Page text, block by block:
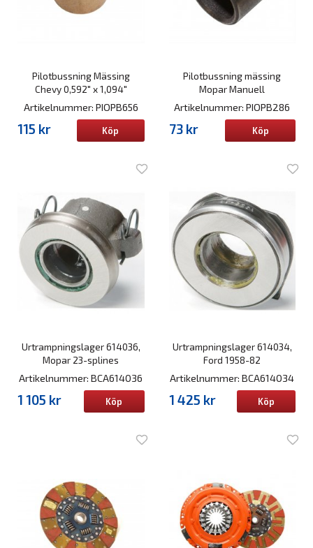
Pilotbussning Mässing
Chevy 0,592" x 1,094"
Artikelnummer: PIOPB656
115 kr Köp
Pilotbussning mässing
Mopar Manuell
Artikelnummer: PIOPB286
73 kr Köp
Urtrampningslager 614036,
Mopar 23-splines
Artikelnummer: BCA614036
1 105 kr Köp
Urtrampningslager 614034,
Ford 1958-82
Artikelnummer: BCA614034
1 425 kr Köp